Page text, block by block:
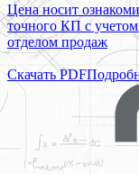
Цена носит
точного КП с
отделом продаж
Скачать PDF